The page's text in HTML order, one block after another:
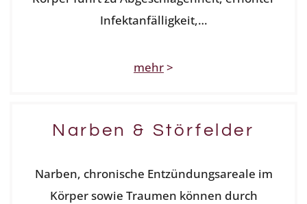
Infektanfälligkeit,…
mehr>
Narben & Störfelder
Narben, chronische Entzündungsareale im
Körper sowie Traumen können durch